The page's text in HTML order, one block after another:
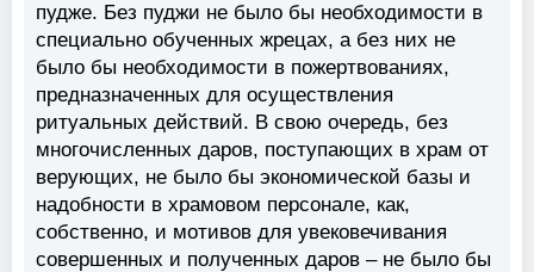
пудже. Без пуджи не было бы необходимости в
специально обученных жрецах, а без них не
было бы необходимости в пожертвованиях,
предназначенных для осуществления
ритуальных действий. В свою очередь, без
многочисленных даров, поступающих в храм от
верующих, не было бы экономической базы и
надобности в храмовом персонале, как,
собственно, и мотивов для увековечивания
совершенных и полученных даров – не было бы